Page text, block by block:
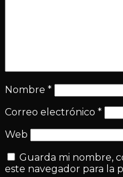
Nombre *
Correo electrónico *
Web
Guarda mi nombre,
este navegador para la